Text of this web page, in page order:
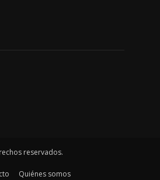
reservados.
Quiénes somos